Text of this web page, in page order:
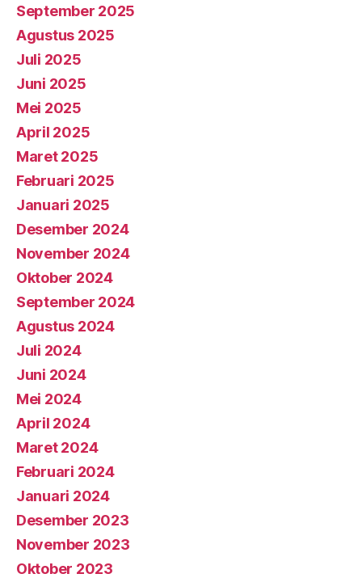
September 2025
Agustus 2025
Juli 2025
Juni 2025
Mei 2025
April 2025
Maret 2025
Februari 2025
Januari 2025
Desember 2024
November 2024
Oktober 2024
September 2024
Agustus 2024
Juli 2024
Juni 2024
Mei 2024
April 2024
Maret 2024
Februari 2024
Januari 2024
Desember 2023
November 2023
Oktober 2023